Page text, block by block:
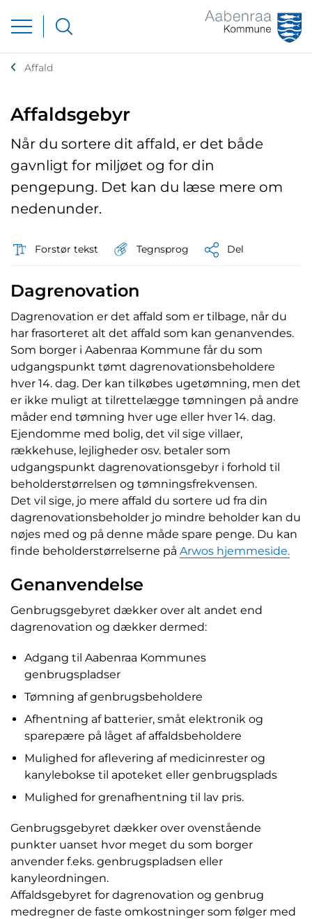
Affald
Affaldsgebyr
Når du sortere dit affald, er det både
gavnligt for miljøet og for din
pengepung. Det kan du læse mere om
nedenunder.
Forstør tekst Tegnsprog Del
Dagrenovation
Dagrenovation er det affald som er tilbage, når du
har frasorteret alt det affald som kan genanvendes.
Som borger i Aabenraa Kommune får du som
udgangspunkt tømt dagrenovationsbeholdere
hver 14. dag. Der kan tilkøbes ugetømning, men det
er ikke muligt at tilrettelægge tømningen på andre
måder end tømning hver uge eller hver 14. dag.
Ejendomme med bolig, det vil sige villaer,
rækkehuse, lejligheder osv. betaler som
udgangspunkt dagrenovationsgebyr i forhold til
beholderstørrelsen og tømningsfrekvensen.
Det vil sige, jo mere affald du sortere ud fra din
dagrenovationsbeholder jo mindre beholder kan du
nøjes med og på denne måde spare penge. Du kan
finde beholderstørrelserne på Arwos hjemmeside.
Genanvendelse
Genbrugsgebyret dækker over alt andet end
dagrenovation og dækker dermed:
Adgang til Aabenraa Kommunes
genbrugspladser
Tømning af genbrugsbeholdere
Afhentning af batterier, småt elektronik og
sparepære på låget af affaldsbeholdere
Mulighed for aflevering af medicinrester og
kanylebokse til apoteket eller genbrugsplads
Mulighed for grenafhentning til lav pris.
Genbrugsgebyret dækker over ovenstående
punkter uanset hvor meget du som borger
anvender f.eks. genbrugspladsen eller
kanyleordningen.
Affaldsgebyret for dagrenovation og genbrug
medregner de faste omkostninger som følger med